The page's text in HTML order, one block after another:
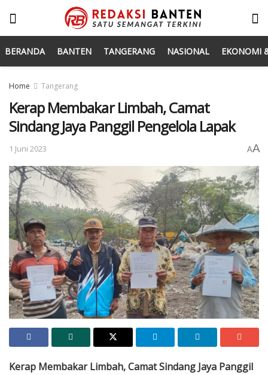
BERANDA BANTEN TANGERANG NASIONAL EKONOMI
Home Tangerang
Kerap Membakar Limbah, Camat
Sindang Jaya Panggil Pengelola Lapak
1 Juni 2023 AA
Sejumlah pengelola lapak limbah yang kerap membakar sisa limbah di
wilayah Kecamatan Sindang Jaya, Kabupaten Tangerang memperlihatkan
Kerap Membakar Limbah, Camat Sindang Jaya Panggil